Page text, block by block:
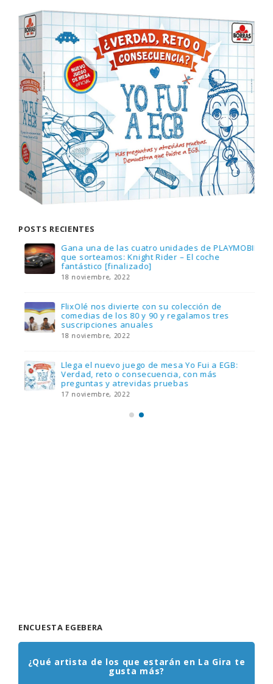
POSTS RECIENTES
Gana una de las cuatro unidades de PLAYMOBIL
que sorteamos: Knight Rider – El coche
fantástico [finalizado]
18 noviembre, 2022
FlixOlé nos divierte con su colección de
comedias de los 80 y 90 y regalamos tres
suscripciones anuales
18 noviembre, 2022
Llega el nuevo juego de mesa Yo Fui a EGB:
Verdad, reto o consecuencia, con más
preguntas y atrevidas pruebas
17 noviembre, 2022
ENCUESTA EGEBERA
¿Qué artista de los que estarán en La Gira te
gusta más?